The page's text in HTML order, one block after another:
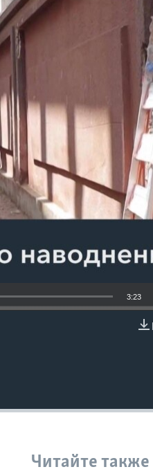
3:23
Читайте также